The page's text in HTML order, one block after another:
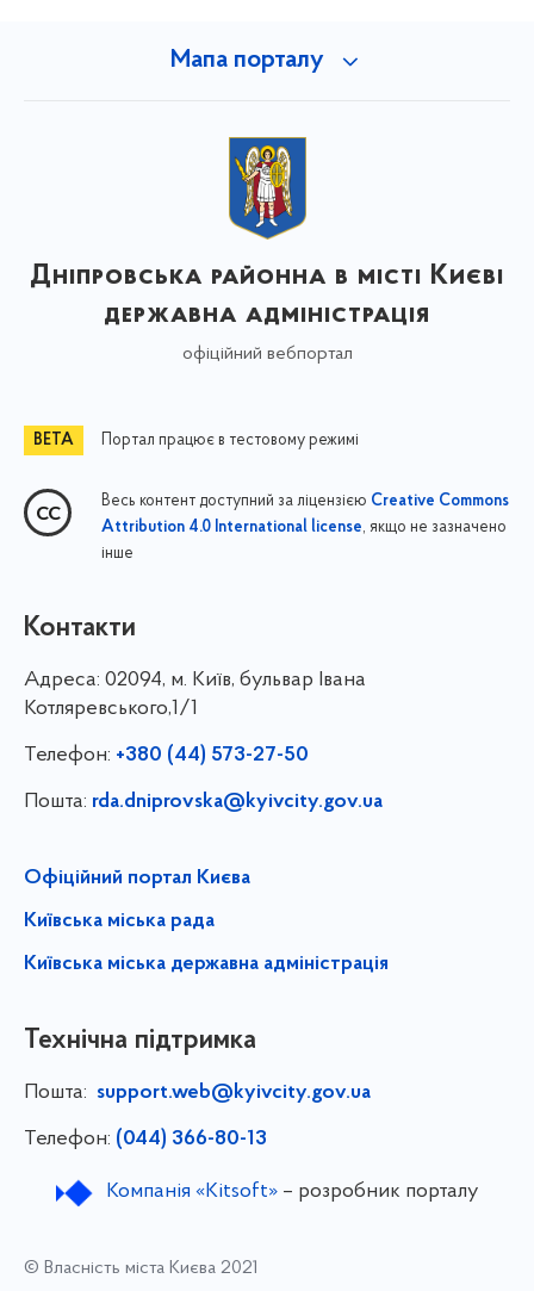
Мапа порталу
Дніпровська районна в місті Києві
державна адміністрація
офіційний вебпортал
Портал працює в тестовому режимі
Весь контент доступний за ліцензією Creative Commons
Attribution 4.0 International license, якщо не зазначено
інше
Контакти
Адреса: 02094, м. Київ, бульвар Івана
Котляревського,1/1
Телефон: +380 (44) 573-27-50
Пошта: rda.dniprovska@kyivcity.gov.ua
Офіційний портал Києва
Київська міська рада
Київська міська державна адміністрація
Технічна підтримка
Пошта: support.web@kyivcity.gov.ua
Телефон: (044) 366-80-13
Компанія «Kitsoft»– розробник порталу
© Власність міста Києва 2021